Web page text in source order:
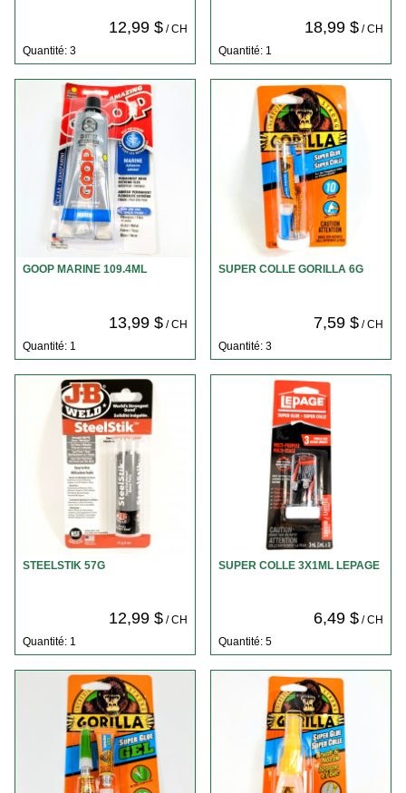
12,99 $/ CH
Quantité: 3
18,99 $/ CH
Quantité: 1
GOOP MARINE 109.4ML
13,99 $/ CH
Quantité: 1
SUPER COLLE GORILLA 6G
7,59 $/ CH
Quantité: 3
STEELSTIK 57G
12,99 $/ CH
Quantité: 1
SUPER COLLE 3X1ML LEPAGE
6,49 $/ CH
Quantité: 5